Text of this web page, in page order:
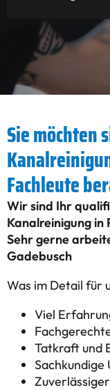
Sie möchten
Fachleute
Wir sind Ihr
Kanalreinigung
Sehr gerne
Gadebusch
Was im Detail für
Viel
Tatkraft und
Sachkundige
Zuverlässiger